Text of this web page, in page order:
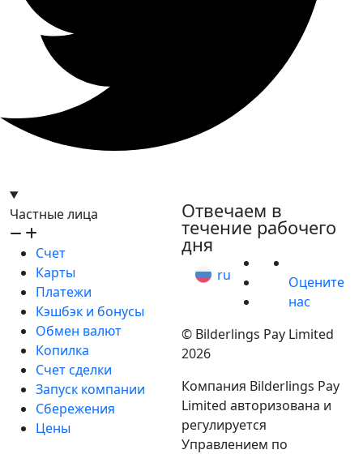
Частные лица
Счет
Карты
Платежи
Кэшбэк и бонусы
Обмен валют
Копилка
Счет сделки
Запуск компании
Сбережения
Цены
Отвечаем в
течение рабочего
дня
ru
Оцените
нас
© Bilderlings Pay Limited
2026
Компания Bilderlings Pay
Limited авторизована и
регулируется
Управлением по